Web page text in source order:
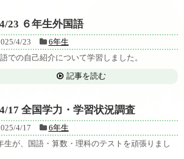
4/23 ６年生外国語
4/23
6年生
での自己紹介について学習しました。
記事を読む
4/17 全国学力・学習状況調査
4/17
6年生
が、国語・算数・理科のテストを頑張りまし